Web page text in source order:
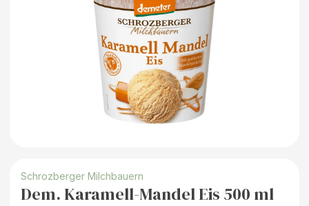
Schrozberger Milchbauern
Dem. Karamell-Mandel Eis 500 ml